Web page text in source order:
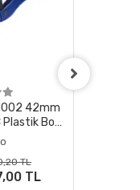
42mm
Boru
TL
TL